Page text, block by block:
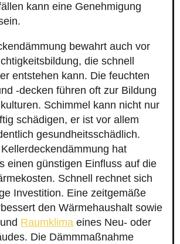
kann eine Genehmigung
bewahrt auch vor
die schnell
entstehen kann. Die feuchten
-decken führen oft zur Bildung
Schimmel kann nicht nur
schädigen, er ist vor allem
gesundheitsschädlich.
hat
einen günstigen Einfluss auf die
Schnell rechnet sich
Investition. Eine zeitgemäße
den Wärmehaushalt sowie
und Raumklima eines Neu- oder
Die Dämmmaßnahme